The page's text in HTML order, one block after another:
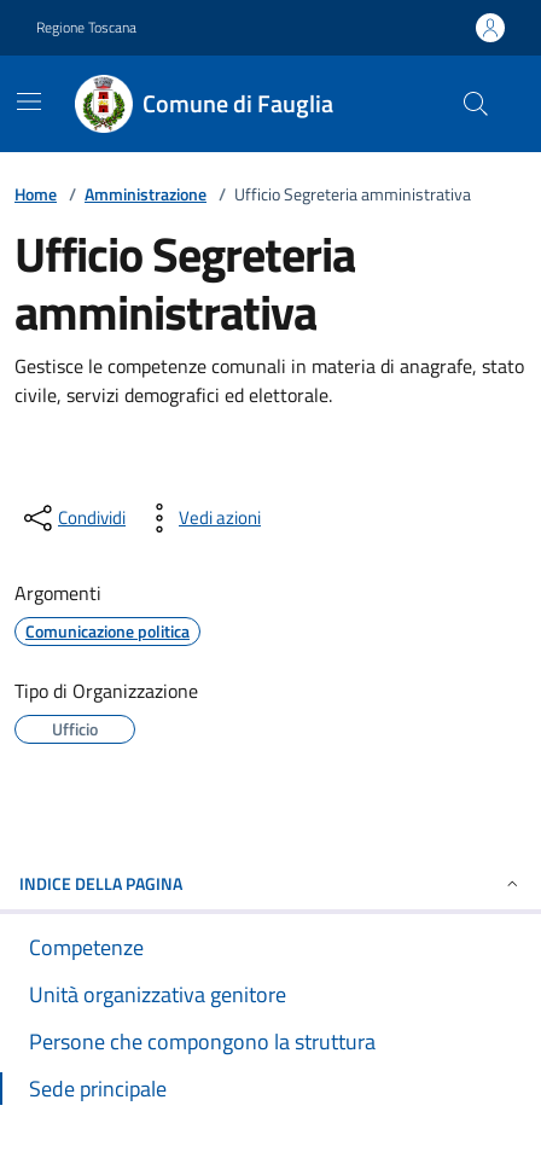
Regione Toscana
Comune di Fauglia
Home / Amministrazione / Ufficio Segreteria amministrativa
Ufficio Segreteria
amministrativa
Gestisce le competenze comunali in materia di anagrafe, stato
civile, servizi demografici ed elettorale.
Condividi Vedi azioni
Argomenti
Comunicazione politica
Tipo di Organizzazione
Ufficio
INDICE DELLA PAGINA
Competenze
Unità organizzativa genitore
Persone che compongono la struttura
Sede principale